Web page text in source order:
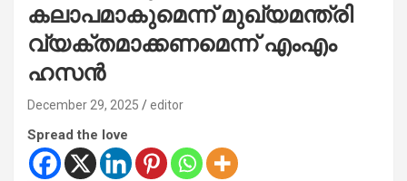
കലാപമാകുമെന്ന് മുഖ്യമന്ത്രി
വ്യക്തമാക്കണമെന്ന് എംഎം
ഹസന്‍
December 29, 2025 editor
Spread the love